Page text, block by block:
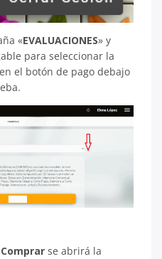
«EVALUACIONES» y
para seleccionar la
el botón de pago debajo
Comprar se abrirá la